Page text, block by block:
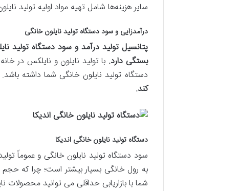
سایر هزینه‌ها شامل تهیه مواد اولیه تولید
درآمدزایی و سود دستگاه تولید نایلون خانگی
پتانسیل تولید درآمد و سود دستگاه تولید
بستگی دارد. با تولید نایلون و نایلکس در
دستگاه تولید نایلون خانگی شما داشته باشد.
کند.
دستگاه تولید نایلون خانگی اندیکا
سود دستگاه تولید نایلون خانگی و عموماً
به رول خانگی بسیار بیشتر است؛ چرا که
شما با بازاریابی حداقلی می توانید محصولات